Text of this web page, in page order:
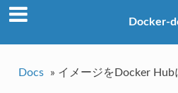
Docker-
Docs » イメージをDocker Hub